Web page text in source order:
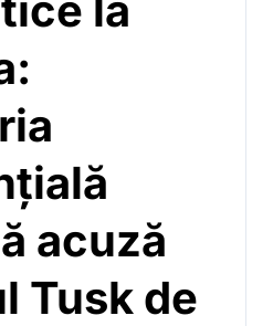
acuză
Tusk de